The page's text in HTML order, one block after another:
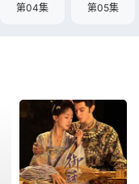
第04集 第05集